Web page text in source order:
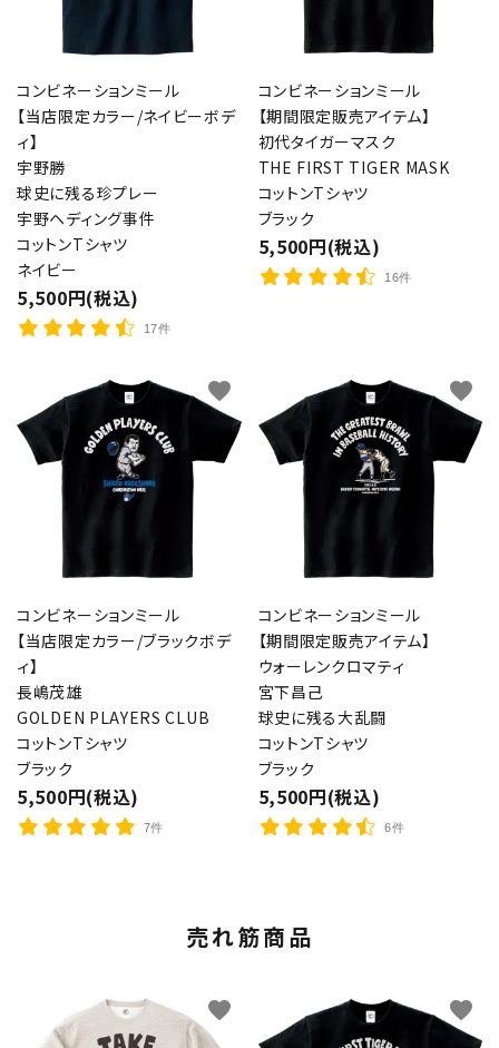
コンビネーションミール
【当店限定カラー/ネイビーボデ
ィ】
宇野勝
球史に残る珍プレー
宇野ヘディング事件
コットンTシャツ
ネイビー
5,500円(税込)
17件
コンビネーションミール
【期間限定販売アイテム】
初代タイガーマスク
THE FIRST TIGER MASK
コットンTシャツ
ブラック
5,500円(税込)
16件
コンビネーションミール
【当店限定カラー/ブラックボデ
ィ】
長嶋茂雄
GOLDEN PLAYERS CLUB
コットンTシャツ
ブラック
5,500円(税込)
7件
favorite
コンビネーションミール
【期間限定販売アイテム】
ウォーレンクロマティ
宮下昌己
球史に残る大乱闘
コットンTシャツ
ブラック
5,500円(税込)
6件
favorite
売れ筋商品
favorite favorite